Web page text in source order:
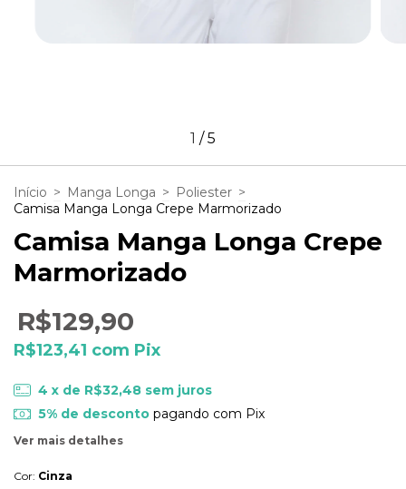
1 /5
Início > Manga Longa > Poliester >
Camisa Manga Longa Crepe Marmorizado
Camisa Manga Longa Crepe
Marmorizado
R$129,90
R$123,41 com Pix
4 x de R$32,48 sem juros
5% de descontopagando com Pix
Ver mais detalhes
Cor: Cinza